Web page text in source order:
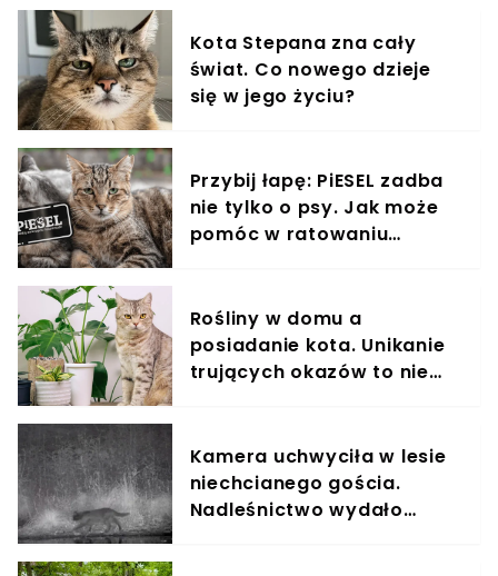
Kota Stepana zna cały
świat. Co nowego dzieje
się w jego życiu?
Przybij łapę: PiESEL zadba
nie tylko o psy. Jak może
pomóc w ratowaniu
Rośliny w domu a
posiadanie kota. Unikanie
trujących okazów to nie
Kamera uchwyciła w lesie
niechcianego gościa.
Nadleśnictwo wydało